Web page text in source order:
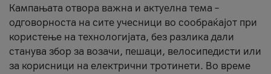
Кампањата отвора важна и актуелна тема –
одговорноста на сите учесници во сообраќајот при
користење на технологијата, без разлика дали
станува збор за возачи, пешаци, велосипедисти или
за корисници на електрични тротинети. Во време